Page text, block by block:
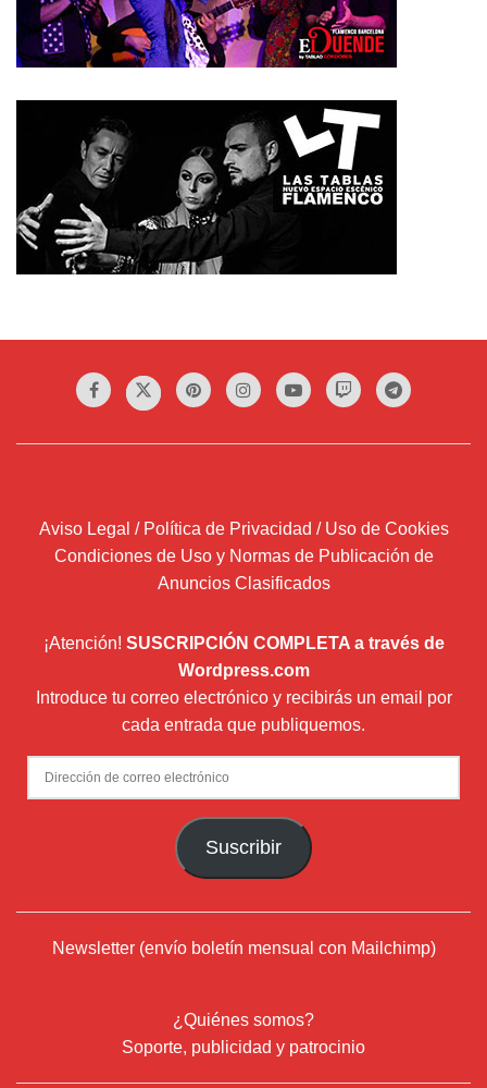
Aviso Legal / Política de Privacidad / Uso de Cookies
Condiciones de Uso y Normas de Publicación de
Anuncios Clasificados
¡Atención! SUSCRIPCIÓN COMPLETA a través de
Wordpress.com
Introduce tu correo electrónico y recibirás un email por
cada entrada que publiquemos.
Dirección
de
Suscribir
Newsletter (envío boletín mensual con Mailchimp)
¿Quiénes somos?
Soporte, publicidad y patrocinio